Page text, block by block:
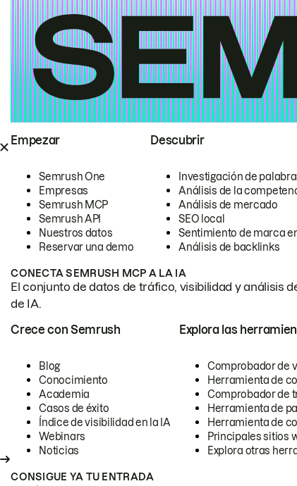
Empezar
Semrush One
Empresas
Semrush MCP
Semrush API
Nuestros datos
Reservar una demo
Descubrir
Investigación de
Análisis de la
Análisis de mercado
SEO local
Sentimiento de marca
Análisis de backlinks
CONECTA SEMRUSH MCP A LA IA
El conjunto de datos de tráfico, visibilidad y análisis
de IA.
Crece con Semrush
Blog
Conocimiento
Academia
Casos de éxito
Índice de visibilidad en la IA
Webinars
Noticias
Explora las
Comprobador de
Herramienta de
Comprobador de
Herramienta de
Herramienta de
Principales sitios
Explora otras
CONSIGUE YA TU ENTRADA